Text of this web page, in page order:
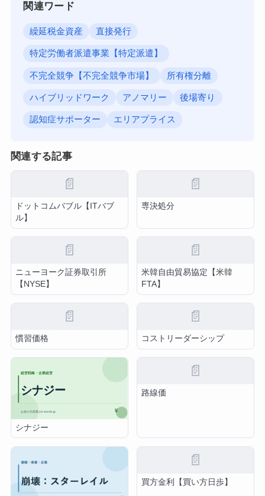
関連ワード
繰延税金資産 直接発行
特定労働者派遣事業【特定派遣】
不完全競争【不完全競争市場】 所有権分離
ハイブリッドワーク アノマリー 後場寄り
認知症サポーター エリアプライス
関連する記事
📄
ドットコムバブル【ITバブ
ル】
📄
専決処分
📄
ニューヨーク証券取引所
【NYSE】
📄
米韓自由貿易協定【米韓
FTA】
📄
慣習価格
📄
コストリーダーシップ
シナジー
📄
路線価
📄
買方金利【買い方日歩】